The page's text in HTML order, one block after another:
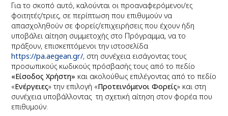
Για το σκοπό αυτό, καλούνται οι προαναφερόμενοι/ες
φοιτητές/τριες, σε περίπτωση που επιθυμούν να
απασχοληθούν σε φορείς/επιχειρήσεις που έχουν ήδη
υποβάλει αίτηση συμμετοχής στο Πρόγραμμα, να το
πράξουν, επισκεπτόμενοι την ιστοσελίδα
https://pa.aegean.gr/, στη συνέχεια εισάγοντας τους
προσωπικούς κωδικούς πρόσβασής τους από το πεδίο
«Είσοδος Χρήστη» και ακολούθως επιλέγοντας από το πεδίο
«Ενέργειες» την επιλογή «Προτεινόμενοι Φορείς» και στη
συνέχεια υποβάλλοντας τη σχετική αίτηση στον φορέα που
επιθυμούν.